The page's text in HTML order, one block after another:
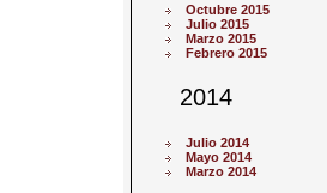
Octubre 2015
Julio 2015
Marzo 2015
Febrero 2015
2014
Julio 2014
Mayo 2014
Marzo 2014